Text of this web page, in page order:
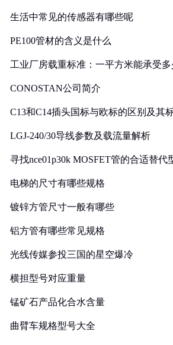
生活中常见的传感器有哪些呢
PE100管材的含义是什么
工业厂房载重标准：一平方米能承受
CONOSTAN公司简介
C13和C14插头国标与欧标的区别及其
LGJ-240/30导线参数及载流量解析
寻找nce01p30k MOSFET管的合适替代
电梯的尺寸有哪些规格
镀锌方管尺寸一般有哪些
铝方管有哪些常见规格
光线传媒参投三国的星空爆冷
横担型号对应重量
锰矿石产品化合水含量
曲臂车规格型号大全